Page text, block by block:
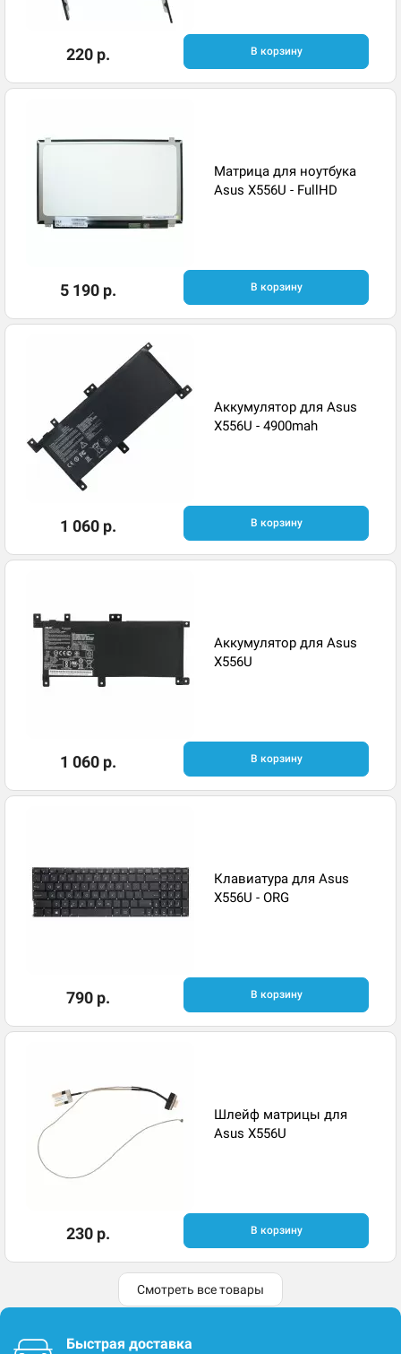
220 р. В корзину
Матрица для ноутбука
Asus X556U - FullHD
5 190 р. В корзину
Аккумулятор для Asus
X556U - 4900mah
1 060 р. В корзину
Аккумулятор для Asus
X556U
1 060 р. В корзину
Клавиатура для Asus
X556U - ORG
790 р. В корзину
Шлейф матрицы для
Asus X556U
230 р. В корзину
Смотреть все товары
Быстрая доставка